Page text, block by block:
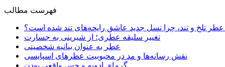
فهرست مطالب
عطر تلخ و تند، چرا نسل جدید عاشق رایحه‌های تند شده است؟
تغییر سلیقه عطری؛ از شیرینی به جسارت
عطر به عنوان بیانیه شخصیتی
نقش رسانه‌ها و مد در محبوبیت عطرهای اسپایسی
گرمای ادویه و حس واقعی بودن